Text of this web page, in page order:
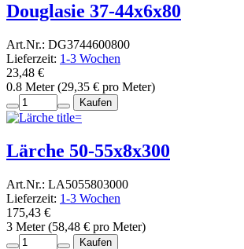
Douglasie 37-44x6x80
Art.Nr.: DG3744600800
Lieferzeit: 1-3 Wochen
23,48 €
0.8 Meter (29,35 € pro Meter)
Kaufen
Lärche 50-55x8x300
Art.Nr.: LA5055803000
Lieferzeit: 1-3 Wochen
175,43 €
3 Meter (58,48 € pro Meter)
Kaufen